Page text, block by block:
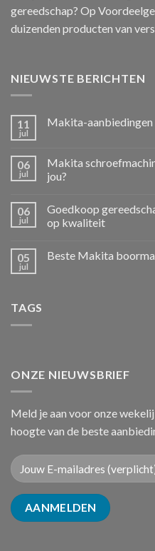
gereedschap? Op
duizenden producten van
NIEUWSTE BERICHTEN
11
jul
Makita-aanbiedingen
06
jul
Makita
jou?
06
jul
Goedkoop
op kwaliteit
05
jul
Beste Makita
TAGS
ONZE NIEUWSBRIEF
Meld je aan voor onze
hoogte van de beste